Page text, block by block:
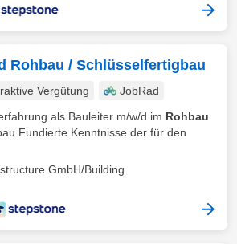
Rohbau / Schlüsselfertigbau
Vergütung
JobRad
als Bauleiter m/w/d im Rohbau
Fundierte Kenntnisse der für den
GmbH/Building